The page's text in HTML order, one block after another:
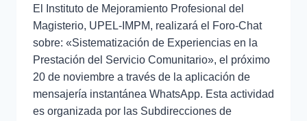
El Instituto de Mejoramiento Profesional del
Magisterio, UPEL-IMPM, realizará el Foro-Chat
sobre: «Sistematización de Experiencias en la
Prestación del Servicio Comunitario», el próximo
20 de noviembre a través de la aplicación de
mensajería instantánea WhatsApp. Esta actividad
es organizada por las Subdirecciones de